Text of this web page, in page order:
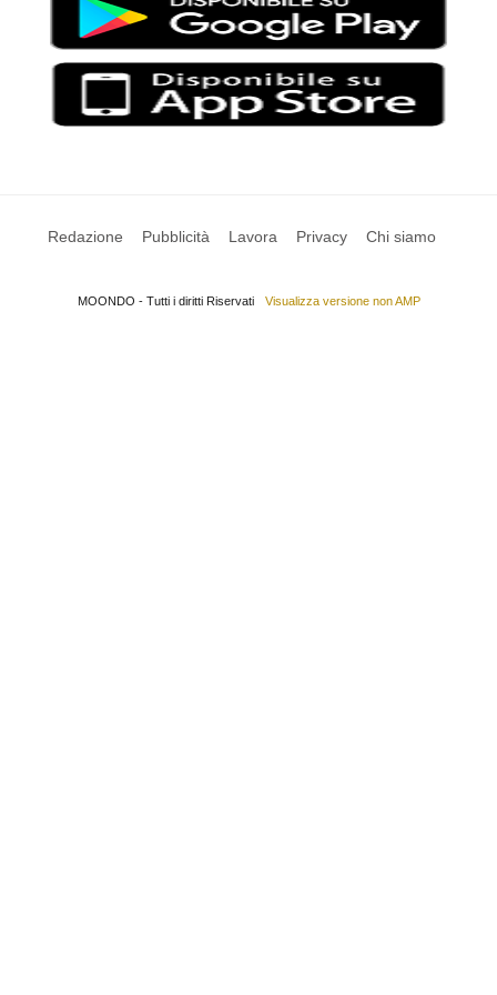
Redazione Pubblicità Lavora Privacy Chi siamo
MOONDO - Tutti i diritti Riservati Visualizza versione non AMP